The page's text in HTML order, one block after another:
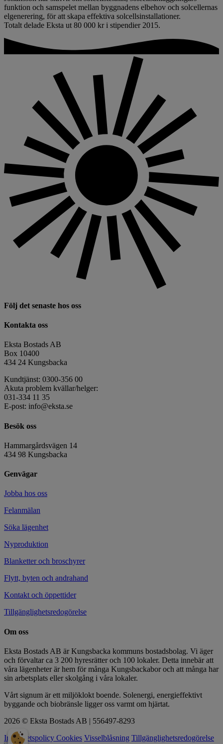
funktion och samspelet mellan byggnadens elbehov och solcellernas
elgenerering, för att skapa effektiva solcellsinstallationer.
Totalt delade Eksta ut 80 000 kr i stipendier 2015.
Följ det senaste hos oss
Kontakta oss
Eksta Bostads AB
Box 10400
434 24 Kungsbacka
Kundtjänst: 0300-356 00
Akuta problem kvällar/helger:
031-334 11 35
E-post: info@eksta.se
Besök oss
Hammargårdsvägen 14
434 98 Kungsbacka
Genvägar
Jobba hos oss
Felanmälan
Söka lägenhet
Nyproduktion
Blanketter och broschyrer
Flytt, byten och andrahand
Kontakt och öppettider
Tillgänglighetsredogörelse
Om oss
Eksta Bostads AB är Kungsbacka kommuns bostadsbolag. Vi äger
och förvaltar ca 3 200 hyresrätter och 100 lokaler. Detta innebär att
våra lägenheter är hem för många Kungsbackabor och att många har
sin arbetsplats eller skolgång i våra lokaler.
Vårt signum är ett miljöklokt boende. Solenergi, energieffektivt
byggande och biobränsle ligger oss varmt om hjärtat.
2026 © Eksta Bostads AB | 556497-8293
Integritetspolicy Cookies Visselblåsning Tillgänglighetsredogörelse